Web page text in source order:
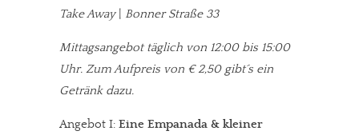
Take Away| Bonner Straße 33
Mittagsangebot täglich von 12:00 bis 15:00
Uhr. Zum Aufpreis von € 2,50 gibt´s ein
Getränk dazu.
Angebot I: Eine Empanada & kleiner